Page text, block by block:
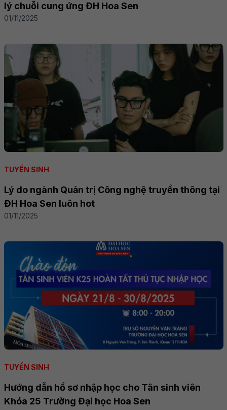
lý chuỗi cung ứng ĐH Hoa Sen
01/11/2025
TUYỂN SINH
Lý do ngành Quản trị Công nghệ truyền thông tại
ĐH Hoa Sen luôn hot
01/11/2025
TUYỂN SINH
Hướng dẫn hồ sơ nhập học cho Tân sinh viên
Khóa 25 Trường Đại học Hoa Sen